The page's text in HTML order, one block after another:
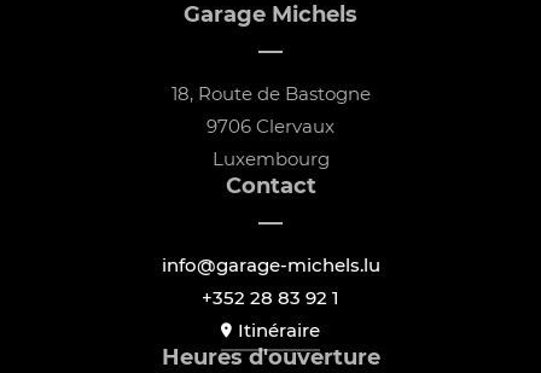
Garage Michels
18, Route de Bastogne
9706 Clervaux
Luxembourg
Contact
info@garage-michels.lu
+352 28 83 92 1
Itinéraire
Heures d'ouverture